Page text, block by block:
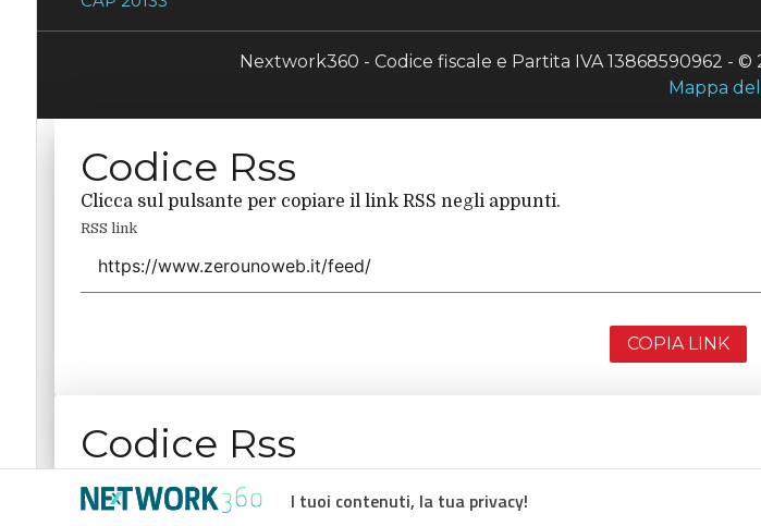
I tuoi contenuti, la tua privacy!
Nextwork360 - Codice fiscale e Partita IVA 13868590962 - ©
Mappa
Codice Rss
Clicca sul pulsante per copiare il link RSS negli appunti.
RSS link
COPIA LINK
Codice Rss
RSS link